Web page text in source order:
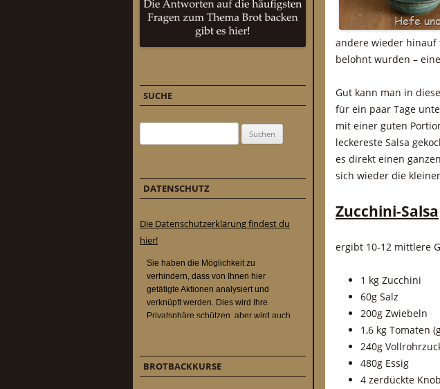
andere wieder hinauf
belohnt wurden –
Gut kann man in
für ein paar Tage
mit einer guten
leckereste Salsa
es direkt einen
sich wieder die
Zucchini-Salsa
ergibt 10-12 mittlere
1 kg Zucchini
60g Salz
200g Zwiebeln
1,6 kg Tomaten
240g
480g Essig
4 zerdückte
SUCHE
DATENSCHUTZ
Die Datenschutzerklärung findest du
hier!
BROTBACKKURSE